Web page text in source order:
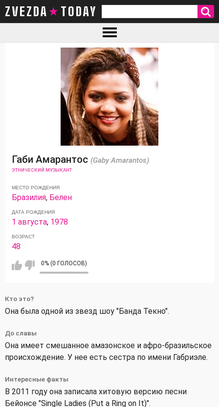
ZVEZDA TODAY
Габи Амарантос (Gaby Amarantos)
ЭТНИЧЕСКИЙ МУЗЫКАНТ
МЕСТО РОЖДЕНИЯ
Бразилия, Белен
ДАТА РОЖДЕНИЯ
1 августа, 1978
ВОЗРАСТ
48
0% (0 ГОЛОСОВ)
Кто это?
Она была одной из звезд шоу "Банда Текно".
До славы
Она имеет смешанное амазонское и афро-бразильское
происхождение. У нее есть сестра по имени Габриэле.
Интересные факты
В 2011 году она записала хитовую версию песни
Бейонсе "Single Ladies (Put a Ring on It)".